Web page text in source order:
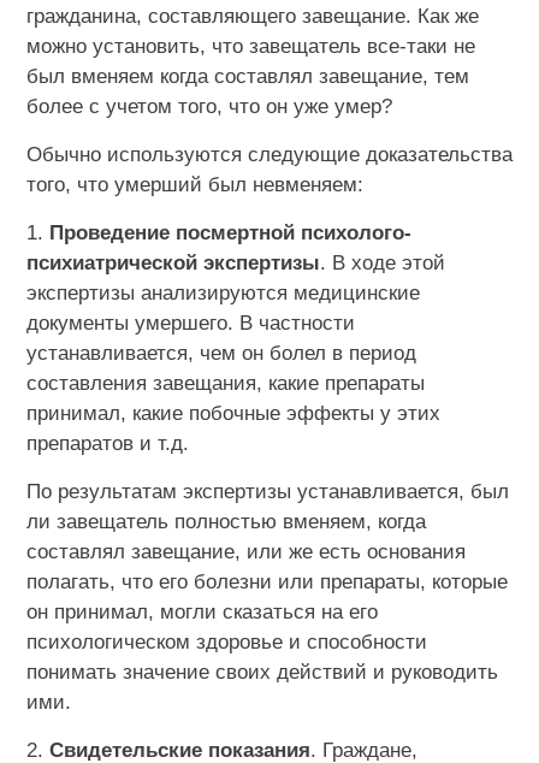
гражданина, составляющего завещание. Как же
можно установить, что завещатель все-таки не
был вменяем когда составлял завещание, тем
более с учетом того, что он уже умер?
Обычно используются следующие доказательства
того, что умерший был невменяем:
1. Проведение посмертной психолого-
психиатрической экспертизы. В ходе этой
экспертизы анализируются медицинские
документы умершего. В частности
устанавливается, чем он болел в период
составления завещания, какие препараты
принимал, какие побочные эффекты у этих
препаратов и т.д.
По результатам экспертизы устанавливается, был
ли завещатель полностью вменяем, когда
составлял завещание, или же есть основания
полагать, что его болезни или препараты, которые
он принимал, могли сказаться на его
психологическом здоровье и способности
понимать значение своих действий и руководить
ими.
2. Свидетельские показания. Граждане,